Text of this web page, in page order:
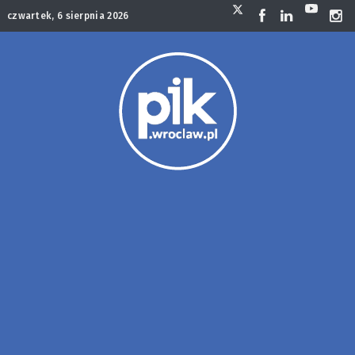
czwartek, 6 sierpnia 2026